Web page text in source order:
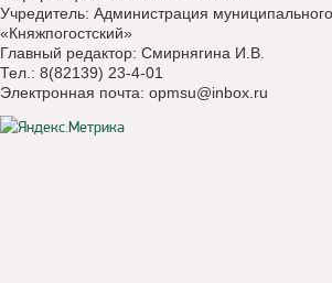
Учредитель: Администрация муниципального
«Княжпогостский»
Главный редактор: Смирнягина И.В.
Тел.: 8(82139) 23-4-01
Электронная почта: opmsu@inbox.ru